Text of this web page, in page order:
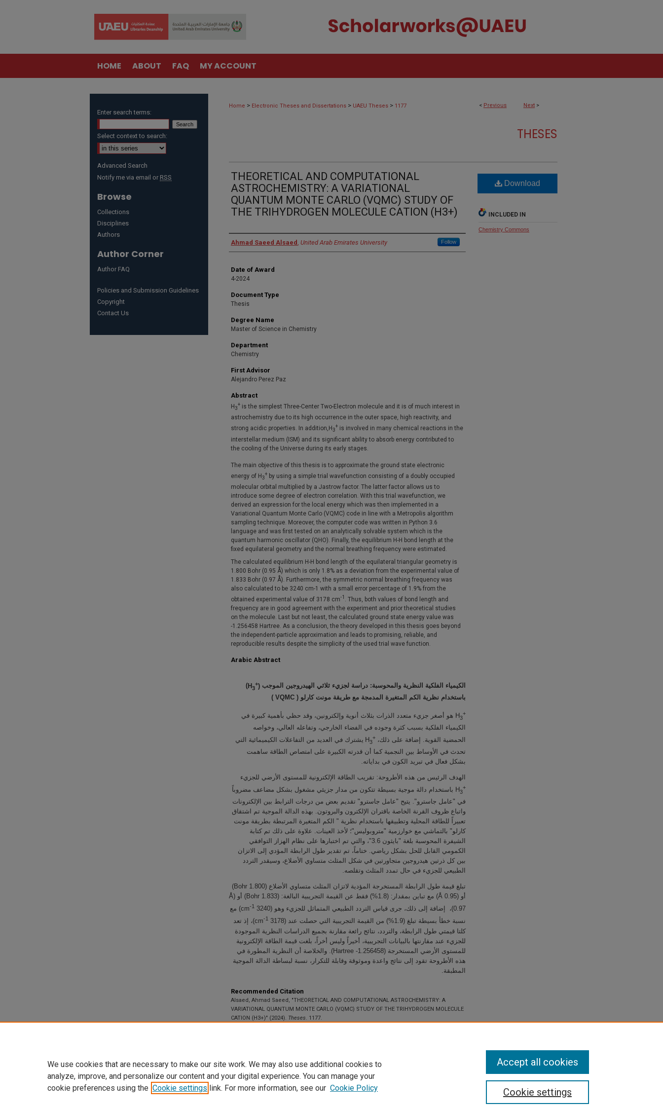
HOME ABOUT FAQ MY ACCOUNT
< Previous Next >
Home > Electronic Theses and Dissertations > UAEU Theses > 1177
THESES
THEORETICAL AND COMPUTATIONAL
ASTROCHEMISTRY: A VARIATIONAL
QUANTUM MONTE CARLO (VQMC) STUDY OF
THE TRIHYDROGEN MOLECULE CATION (H3+)
Author
Ahmad Saeed Alsaed , United Arab Emirates University Follow
Date of Award
4-2024
Document Type
Thesis
Degree Name
Master of Science in Chemistry
Department
Chemistry
First Advisor
Alejandro Perez Paz
Abstract
H3
+ is the simplest Three-Center Two-Electron molecule and it is of much interest in
astrochemistry due to its high occurrence in the outer space, high reactivity, and
strong acidic properties. In addition,H3
+ is involved in many chemical reactions in the
interstellar medium (ISM) and its significant ability to absorb energy contributed to
the cooling of the Universe during its early stages.
The main objective of this thesis is to approximate the ground state electronic
energy of H3
+ by using a simple trial wavefunction consisting of a doubly occupied
molecular orbital multiplied by a Jastrow factor. The latter factor allows us to
introduce some degree of electron correlation. With this trial wavefunction, we
derived an expression for the local energy which was then implemented in a
Variational Quantum Monte Carlo (VQMC) code in line with a Metropolis algorithm
sampling technique. Moreover, the computer code was written in Python 3.6
language and was first tested on an analytically solvable system which is the
quantum harmonic oscillator (QHO). Finally, the equilibrium H-H bond length at the
fixed equilateral geometry and the normal breathing frequency were estimated.
The calculated equilibrium H-H bond length of the equilateral triangular geometry is
1.800 Bohr (0.95 Å) which is only 1.8% as a deviation from the experimental value of
1.833 Bohr (0.97 Å). Furthermore, the symmetric normal breathing frequency was
also calculated to be 3240 cm-1 with a small error percentage of 1.9% from the
obtained experimental value of 3178 cm-1 . Thus, both values of bond length and
frequency are in good agreement with the experiment and prior theoretical studies
on the molecule. Last but not least, the calculated ground state energy value was
-1.256458 Hartree. As a conclusion, the theory developed in this thesis goes beyond
the independent-particle approximation and leads to promising, reliable, and
reproducible results despite the simplicity of the used trial wave function.
Arabic Abstract
الكيمياء الفلكية النظرية والمحوسبة: دراسة لجزيء ثلاثي الهيدروجين الموجب (
+
H3
)
باستخدام نظرية الكم المتغيرة المدمجة مع طريقة مونت كارلو ( VQMC
) ‏
+
H3
هو أصغر جزيء متعدد الذرات بثلاث أنوية وإلكترونين، وقد حظي بأهمية كبيرة في
الكيمياء الفلكية بسبب كثرة وجوده في الفضاء الخارجي، وتفاعله العالي، وخواصه
الحمضية القوية. إضافة على ذلك، +
H3
يشترك في العديد من التفاعلات الكيميمائية التي
تحدث في الأوساط بين النجمية كما أن قدرته الكبيرة على امتصاص الطاقة ساهمت
بشكل فعال في تبريد الكون في بداياته.
الهدف الرئيس من هذه الأطروحة: تقريب الطاقة الإلكترونية للمستوى الأرضي للجزيء
+
H3
باستخدام دالة موجية بسيطة تتكون من مدار جزيئي مشغول بشكل مضاعف مضروباً
في "عامل جاسترو". يتيح "عامل جاسترو" تقديم بعض من درجات الترابط بين الإلكترونات
واتباع ظروف القرنة الخاصة باقتران الإلكترون والبروتون. بهذه الدالة الموجية تم اشتقاق
تعبيراً للطاقة المحلية وتطبيقها باستخدام نظرية " الكم المتغيرة المرتبطة بطريقة مونت
كارلو" بالتماشي مع خوارزمية "متروبوليس"؛ لأخذ العينات. علاوة على ذلك تم كتابة
الشيفرة المحوسبة بلغة "بايثون 3.6"، والتي تم اختبارها على نظام الهزاز التوافقي
الكمومي القابل للحل بشكل رياضي. ختاماً، تم تقدير طول الرابطة المؤدي إلى الاتزان
بين كل ذرتين هيدروجين متجاورتين في شكل المثلث متساوي الأضلاع، وسيقدر التردد
الطبيعي للجزيء في حال تمدد المثلث وتقلصه.
تبلغ قيمة طول الرابطة المستخرجة المؤدية لاتزان المثلث متساوي الأضلاع (Bohr 1.800)
أو (Å 0.95) مع تباين بمقدار: (1.8%) فقط عن القيمة التجريبية البالغة: (Bohr 1.833) أو (Å
0.97)، ‏ إضافة إلى ذلك، جرى قياس التردد الطبيعي المتماثل للجزيء وهو (cm
-1
3240) مع
نسبة خطأ بسيطة تبلغ (1.9%) من القيمة التجريبية التي حصلت عند (cm
-1
3178)‏، إذ تعد
كلتا قيمتي طول الرابطة، والتردد، نتائج رائعة مقارنة بجميع الدراسات النظرية الموجودة
للجزيء عند مقارنتها بالبيانات التجريبية، أخيراً وليس أخراً، بلغت قيمة الطاقة الإلكترونية
للمستوى الأرضي المستخرجة (Hartree -1.256458).‏ والخلاصة أن النظرية المطورة في
هذه الأطروحة تقود إلى نتائج واعدة وموثوقة وقابلة للتكرار، نسبة لبساطة الدالة الموجية
المطبقة.
Recommended Citation
Alsaed, Ahmad Saeed, "THEORETICAL AND COMPUTATIONAL ASTROCHEMISTRY: A
VARIATIONAL QUANTUM MONTE CARLO (VQMC) STUDY OF THE TRIHYDROGEN MOLECULE
CATION (H3+)" (2024). Theses . 1177.
Download
INCLUDED IN
Chemistry Commons
Enter search terms:
Select context to search:
Advanced Search
Notify me via email or RSS
Browse
Collections
Disciplines
Authors
Author Corner
Author FAQ
Policies and Submission Guidelines
Copyright
Contact Us
We use cookies that are necessary to make our site work. We may also use additional cookies to
analyze, improve, and personalize our content and your digital experience. You can manage your
cookie preferences using the Cookie settings link. For more information, see our Cookie Policy Cookie settings
Accept all cookies